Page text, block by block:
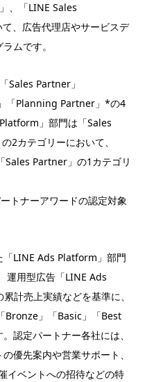
、「LINE Sales
、広告代理店やサービスデ
ムです。
Sales Partner」
「Planning Partner」*の4
」部門は「Sales
2カテゴリーにおいて、
Sales Partner」の1カテゴリ
トナーアワードの認定対象
「LINE Ads Platform」部門
運用型広告「LINE Ads
計売上実績などを基準に、
Bronze」「Basic」「Best
認定パートナー各社には、
優先案内や営業サポート、
イベントへの招待などの特